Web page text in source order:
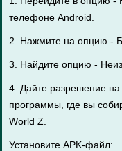
телефоне Android.
2. Нажмите на опцию -
3. Найдите опцию -
4. Дайте разрешение на
программы, где вы
World Z.
Установите APK-файл: